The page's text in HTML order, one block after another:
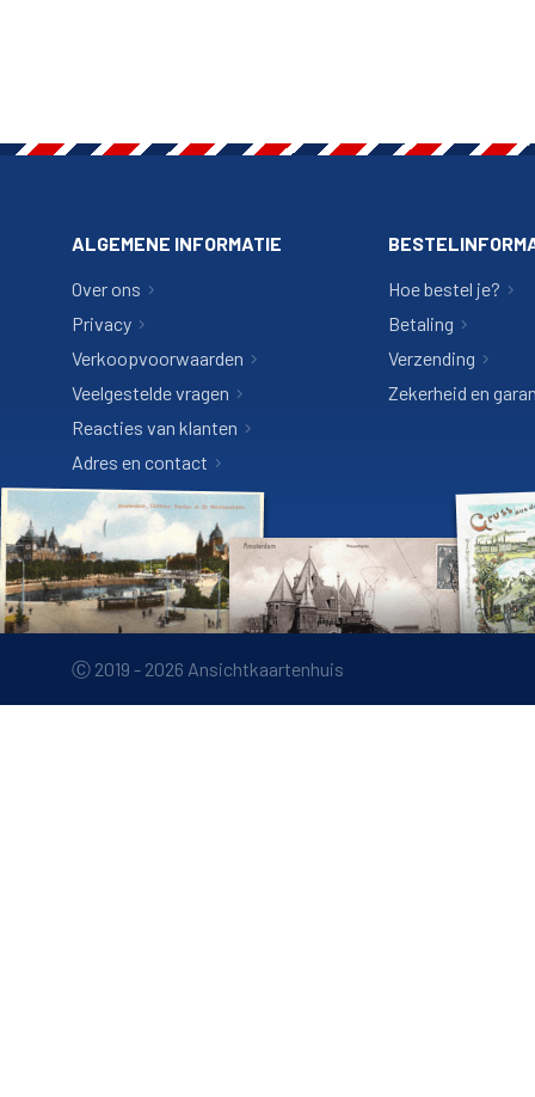
ALGEMENE INFORMATIE
Over ons
Privacy
Verkoopvoorwaarden
Veelgestelde vragen
Reacties van klanten
Adres en contact
Hoe bestel je?
Betaling
Verzending
Zekerheid en
Ⓒ 2019 - 2026 Ansichtkaartenhuis